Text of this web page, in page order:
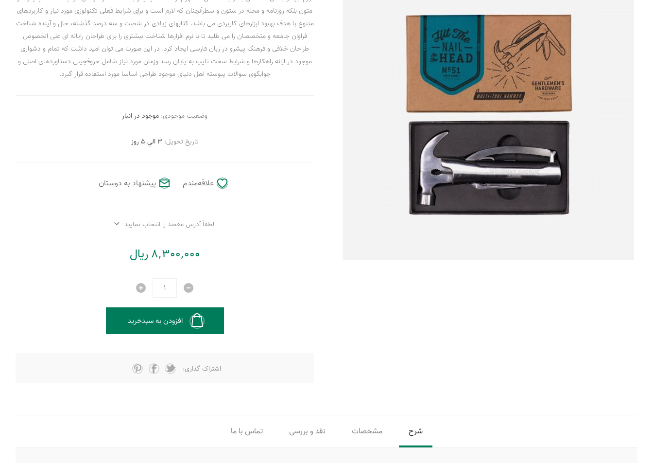
متون بلکه روزنامه و مجله در ستون و سطرآنچنان که لازم است و برای شرایط فعلی تکنولوژی مورد نیاز و کاربردهای
متنوع با هدف بهبود ابزارهای کاربردی می باشد. کتابهای زیادی در شصت و سه درصد گذشته، حال و آینده شناخت
فراوان جامعه و متخصصان را می طلبد تا با نرم افزارها شناخت بیشتری را برای طراحان رایانه ای علی الخصوص
طراحان خلاقی و فرهنگ پیشرو در زبان فارسی ایجاد کرد. در این صورت می توان امید داشت که تمام و دشواری
موجود در ارائه راهکارها و شرایط سخت تایپ به پایان رسد وزمان مورد نیاز شامل حروفچینی دستاوردهای اصلی و
جوابگوی سوالات پیوسته اهل دنیای موجود طراحی اساسا مورد استفاده قرار گیرد.
وضعیت موجودی: موجود در انبار
تاریخ تحویل: 3 الي 5 روز
علاقه‌مندم پیشنهاد به دوستان
لطفاً آدرس مقصد را انتخاب نمایید
8٬300٬000 ریال
افزودن به سبدخرید
اشتراک گذاری:
شرح مشخصات نقد و بررسی تماس با ما